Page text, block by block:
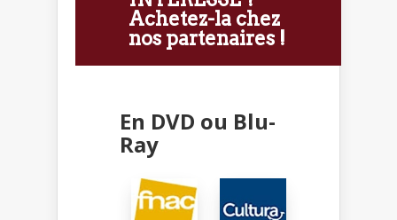
Achetez-la chez
nos partenaires !
En DVD ou Blu-
Ray